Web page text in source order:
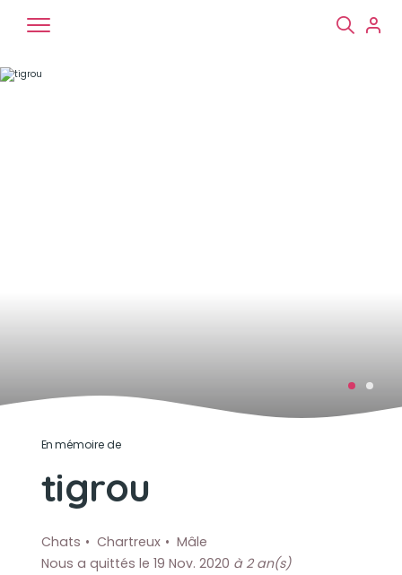
En mémoire de
tigrou
Chats Chartreux
Mâle
Nous a quittés le 19 Nov. 2020 à 2 an(s)